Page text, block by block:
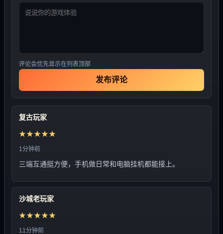
评论会优先显示在列表顶部
发布评论
复古玩家
★★★★★
1分钟前
三端互通挺方便，手机做日常和电脑挂机都能接上。
沙城老玩家
★★★★★
11分钟前